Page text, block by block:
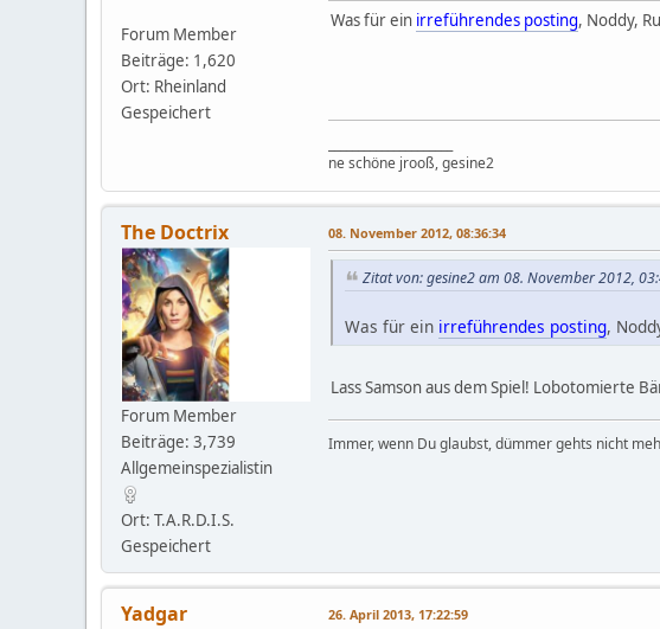
Forum Member
Beiträge: 1,620
Ort: Rheinland
Gespeichert
Was für ein irreführendes posting, Noddy,
ne schöne jrooß, gesine2
The Doctrix
Forum Member
Beiträge: 3,739
Allgemeinspezialistin
Ort: T.A.R.D.I.S.
Gespeichert
08. November 2012, 08:36:34
Zitat von: gesine2 am 08. November 2012,
Was für ein irreführendes posting,
Lass Samson aus dem Spiel! Lobotomierte
Immer, wenn Du glaubst, dümmer gehts nicht
Yadgar 26. April 2013, 17:22:59